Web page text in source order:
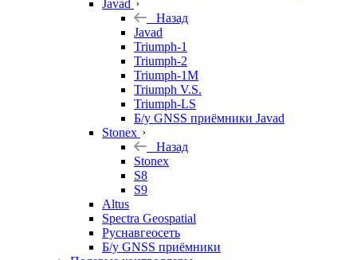
Javad
Назад
Javad
Triumph-1
Triumph-2
Triumph-1M
Triumph V.S.
Triumph-LS
Б/у GNSS приёмники Javad
Stonex
Назад
Stonex
S8
S9
Altus
Spectra Geospatial
Руснавгеосеть
Б/у GNSS приёмники